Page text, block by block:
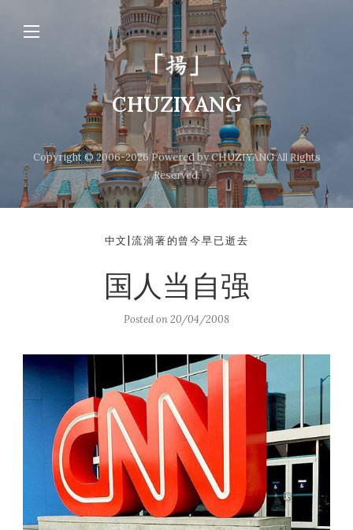
CHUZIYANG
Copyright © 2006-2026 Powered by CHUZIYANG All Rights
Reserved.
中文|流淌著的曾今早已逝去
国人当自强
Posted on20/04/2008